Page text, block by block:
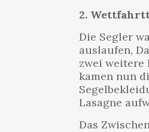
2.
Die Segler
auslaufen,
zwei weitere
kamen nun
Lasagne
Das